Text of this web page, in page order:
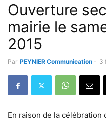
Ouverture
mairie le
2015
Par PEYNIER Communication - 3
En raison de la célébration